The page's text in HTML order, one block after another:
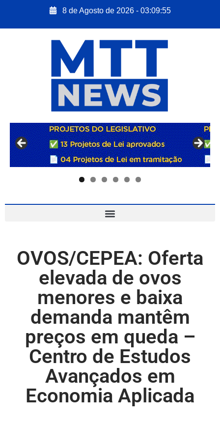
8 de Agosto de 2026 - 03:09:56
OVOS/CEPEA: Oferta
elevada de ovos
menores e baixa
demanda mantêm
preços em queda –
Centro de Estudos
Avançados em
Economia Aplicada